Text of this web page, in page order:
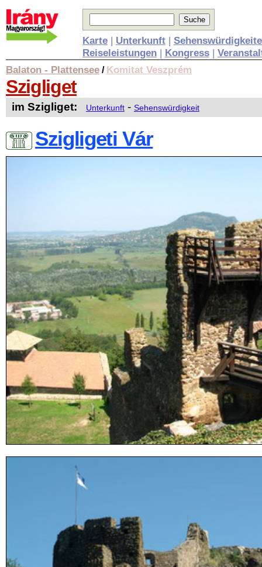
Karte| Unterkunft|
Reiseleistungen| Kongress|
Balaton - Plattensee / Komitat Veszprém
Szigliget
im Szigliget: Unterkunft - Sehenswürdigkeit
Szigligeti Vár